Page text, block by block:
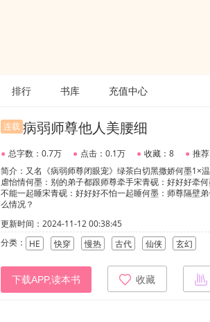
排行 书库 充值中心
连载 病弱师尊他人美腰细
● 总字数：0.7万 ● 点击：0.1万 ● 收藏：8 ● 推
简介：又名《病弱师尊闭眼宠》绿茶白切黑撒娇何墨1×
虐怡情何墨：别的弟子都跟师尊牵手宋青砚：好好好牵
不能一起睡宋青砚：好好好不怕一起睡何墨：师尊隔壁
么情况？
更新时间：2024-11-12 00:38:45
分类：
HE 快穿 慢热 古代 仙侠 玄幻
下载APP,读本书 收藏